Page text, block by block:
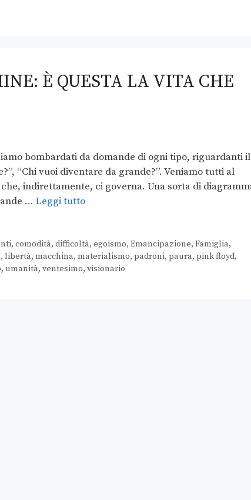
È QUESTA LA VITA CHE
bombardati da domande di ogni tipo, riguardanti il
“Chi vuoi diventare da grande?”. Veniamo tutti al
indirettamente, ci governa. Una sorta di
… Leggi tutto
, comodità, difficoltà, egoismo, Emancipazione, Famiglia,
, libertà, macchina, materialismo, padroni, paura, pink floyd,
, umanità, ventesimo, visionario